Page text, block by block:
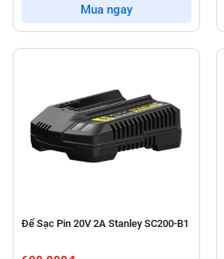
Mua ngay
Đế Sạc Pin 20V 2A Stanley SC200-B1